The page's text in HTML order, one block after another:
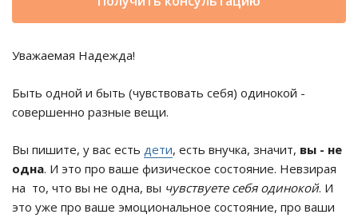
Уважаемая Надежда!
Быть одной и быть (чувствовать себя) одинокой -
совершенно разные вещи.
Вы пишите, у вас есть дети, есть внучка, значит, вы - не
одна. И это про ваше физическое состояние. Невзирая
на то, что вы не одна, вы чувствуете себя одинокой. И
это уже про ваше эмоциональное состояние, про ваши